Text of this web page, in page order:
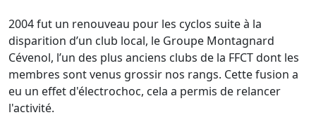
2004 fut un renouveau pour les cyclos suite à la
disparition d’un club local, le Groupe Montagnard
Cévenol, l’un des plus anciens clubs de la FFCT dont les
membres sont venus grossir nos rangs. Cette fusion a
eu un effet d'électrochoc, cela a permis de relancer
l'activité.